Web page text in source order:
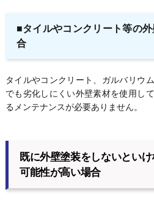
■タイルやコンクリート等の
合
タイルやコンクリート、ガルバリウ
でも劣化しにくい外壁素材を使用し
るメンテナンスが必要ありません。
既に外壁塗装をしないとい
可能性が高い場合